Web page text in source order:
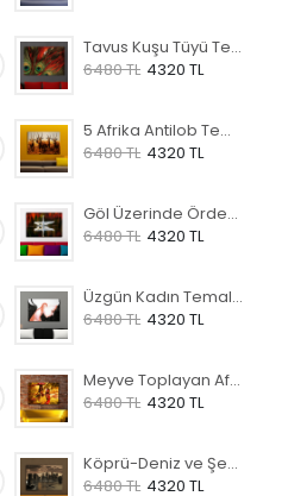
Tavus Kuşu Tüyü Temalı Kanvas Tablo
6480 TL 4320 TL
5 Afrika Antilob Temalı Kanvas Tablo
6480 TL 4320 TL
Göl Üzerinde Ördek Temalı Kanvas Tablo
6480 TL 4320 TL
Üzgün Kadın Temalı Kanvas Tablo
6480 TL 4320 TL
Meyve Toplayan Afrikalı Kadınlar Kanvas Tablo
6480 TL 4320 TL
Köprü-Deniz ve Şehir Temalı Kanvas Tablo
6480 TL 4320 TL